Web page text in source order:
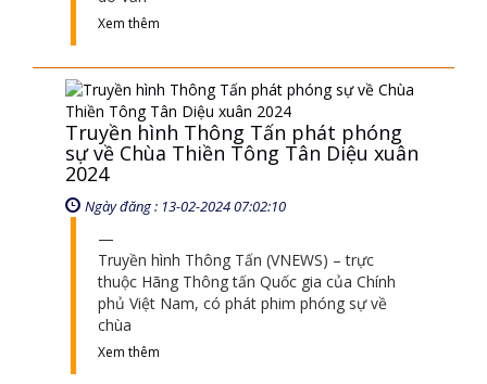
Xem thêm
Truyền hình Thông Tấn phát phóng
sự về Chùa Thiền Tông Tân Diệu xuân
2024
Ngày đăng : 13-02-2024 07:02:10
Truyền hình Thông Tấn (VNEWS) – trực
thuộc Hãng Thông tấn Quốc gia của Chính
phủ Việt Nam, có phát phim phóng sự về
chùa
Xem thêm